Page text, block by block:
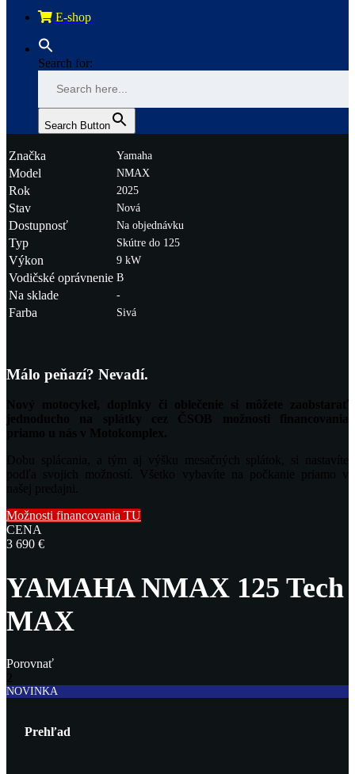
E-shop
Search for:
Search Button
Značka Yamaha
Model NMAX
Rok 2025
Stav Nová
Dostupnosť Na objednávku
Typ Skútre do 125
Výkon 9 kW
Vodičské oprávnenie B
Na sklade -
Farba Sivá
Málo peňazí? Nevadí.
Možnosti financovania TU
CENA
3 690 €
YAMAHA NMAX 125 Tech
MAX
Porovnať
NOVINKA
Prehľad